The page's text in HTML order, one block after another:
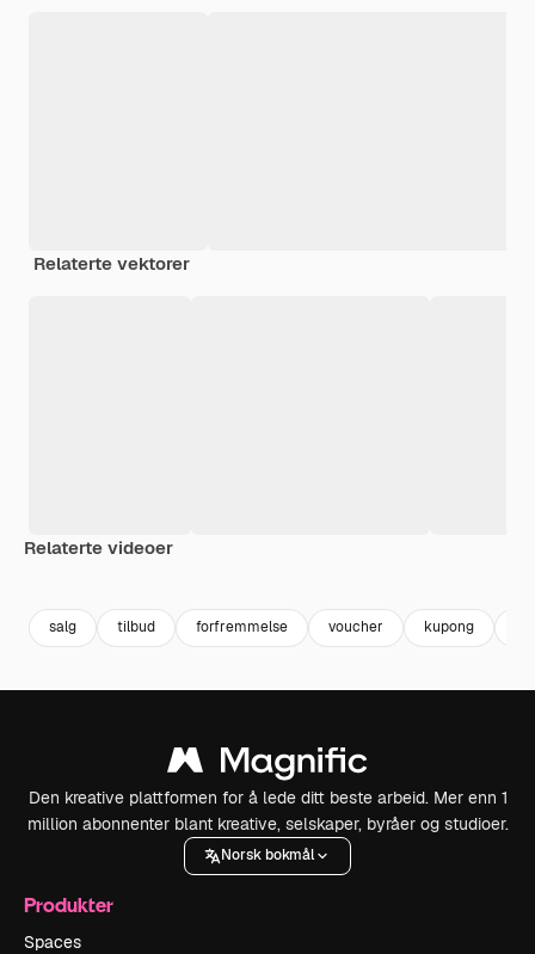
Relaterte vektorer
Relaterte videoer
salg tilbud forfremmelse voucher kupong
Den kreative plattformen for å lede ditt beste arbeid. Mer enn 1
million abonnenter blant kreative, selskaper, byråer og studioer.
Norsk bokmål
Produkter
Spaces